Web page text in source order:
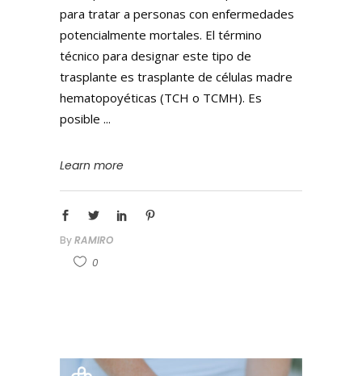
para tratar a personas con enfermedades
potencialmente mortales. El término
técnico para designar este tipo de
trasplante es trasplante de células madre
hematopoyéticas (TCH o TCMH). Es
posible
Learn more
ByRAMIRO
0